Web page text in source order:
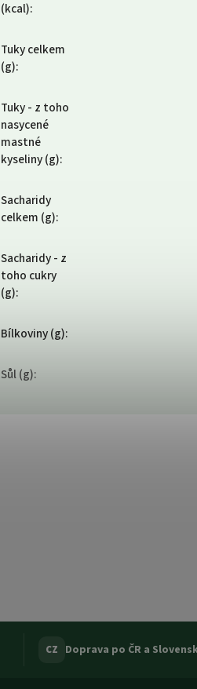
(kcal):
Tuky celkem
(g):
Tuky - z toho
nasycené
mastné
kyseliny (g):
Sacharidy
celkem (g):
Sacharidy - z
toho cukry
(g):
Bílkoviny (g):
Sůl (g):
CZ Doprava po ČR a